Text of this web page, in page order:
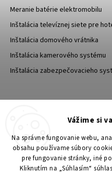
Vážime si
Na správne fungovanie webu,
obsahu používame súbory
pre fungovanie stránky, iné
Kliknutím na „Súhlasím“
Meranie batérie elektromobilu
Inštalácia televíznej siete pre
Inštalácia domového vrátnika
Inštalácia kamerového systému
Inštalácia zabezpečovacieho